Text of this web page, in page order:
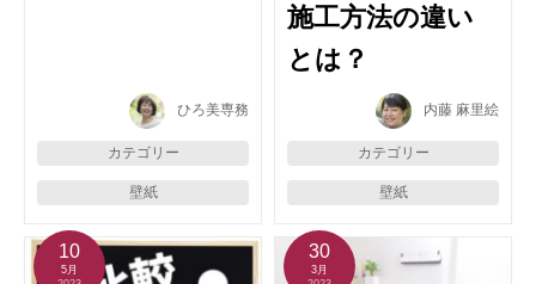
ひろ美専務
カテゴリー
壁紙
施工方法の違い
とは？
内藤 麻里絵
カテゴリー
壁紙
10
5月
30
3月